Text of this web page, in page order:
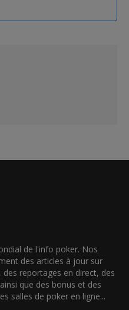
de l'info poker. Nos
des articles à jour sur
reportages en direct, des
que des bonus et des
salles de poker en ligne...